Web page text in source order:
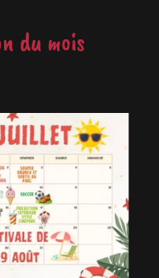
du mois